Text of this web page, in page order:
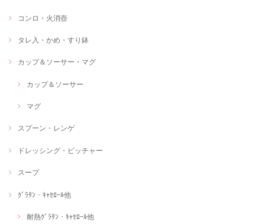
コンロ・火消壺
タレ入・かめ・すり鉢
カップ＆ソーサー・マグ
カップ＆ソーサー
マグ
スプーン・レンゲ
ドレッシング・ピッチャー
スープ
ｸﾞﾗﾀﾝ・ｷｬｾﾛｰﾙ他
耐熱ｸﾞﾗﾀﾝ・ｷｬｾﾛｰﾙ他